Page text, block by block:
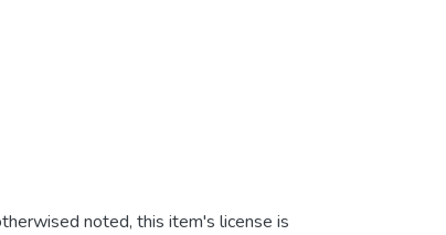
noted, this item's license is